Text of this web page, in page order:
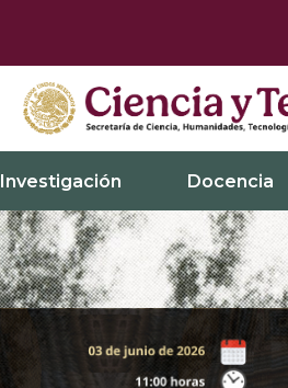
Investigación Docencia